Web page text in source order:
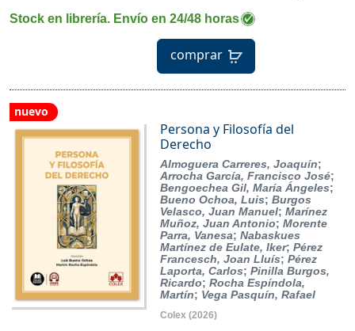
Stock en librería. Envío en 24/48 horas
comprar
nuevo
Persona y Filosofía del
Derecho
Almoguera Carreres, Joaquín;
Arrocha García, Francisco José;
Bengoechea Gil, María Ángeles;
Bueno Ochoa, Luis; Burgos
Velasco, Juan Manuel; Marínez
Muñoz, Juan Antonio; Morente
Parra, Vanesa; Nabaskues
Martínez de Eulate, Iker; Pérez
Francesch, Joan Lluís; Pérez
Laporta, Carlos; Pinilla Burgos,
Ricardo; Rocha Espíndola,
Martín; Vega Pasquín, Rafael
Colex(2026)